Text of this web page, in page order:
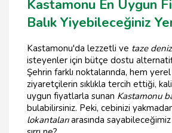
Kastamonu En Uygun
Balık Yiyebileceğiniz
Kastamonu'da lezzetli ve taze
isteyenler için bütçe dostu
Şehrin farklı noktalarında, hem
ziyaretçilerin sıklıkla tercih ettiği,
uygun fiyatlarla sunan Kastamonu
bulabilirsiniz. Peki, cebinizi
lokantalarıarasında